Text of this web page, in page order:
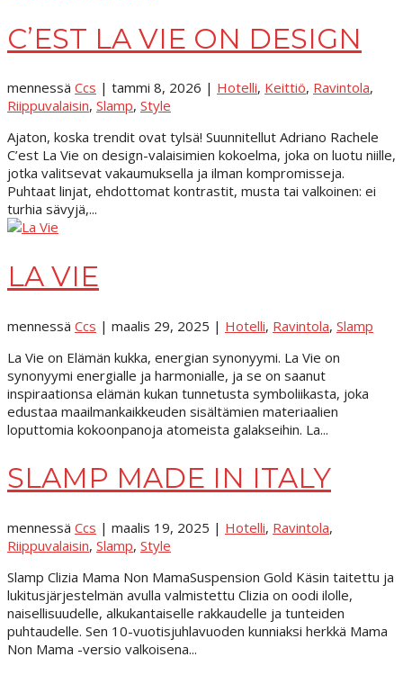
C’EST LA VIE ON DESIGN
mennessä Ccs | tammi 8, 2026 | Hotelli, Keittiö, Ravintola,
Riippuvalaisin, Slamp, Style
Ajaton, koska trendit ovat tylsä! Suunnitellut Adriano Rachele
C’est La Vie on design-valaisimien kokoelma, joka on luotu niille,
jotka valitsevat vakaumuksella ja ilman kompromisseja.
Puhtaat linjat, ehdottomat kontrastit, musta tai valkoinen: ei
turhia sävyjä,...
LA VIE
mennessä Ccs | maalis 29, 2025 | Hotelli, Ravintola, Slamp
La Vie on Elämän kukka, energian synonyymi. La Vie on
synonyymi energialle ja harmonialle, ja se on saanut
inspiraationsa elämän kukan tunnetusta symboliikasta, joka
edustaa maailmankaikkeuden sisältämien materiaalien
loputtomia kokoonpanoja atomeista galakseihin. La...
SLAMP MADE IN ITALY
mennessä Ccs | maalis 19, 2025 | Hotelli, Ravintola,
Riippuvalaisin, Slamp, Style
Slamp Clizia Mama Non MamaSuspension Gold Käsin taitettu ja
lukitusjärjestelmän avulla valmistettu Clizia on oodi ilolle,
naisellisuudelle, alkukantaiselle rakkaudelle ja tunteiden
puhtaudelle. Sen 10-vuotisjuhlavuoden kunniaksi herkkä Mama
Non Mama -versio valkoisena...